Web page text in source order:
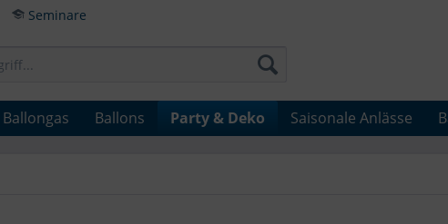
Seminare
Ballongas Ballons Party & Deko Saisonale Anlässe